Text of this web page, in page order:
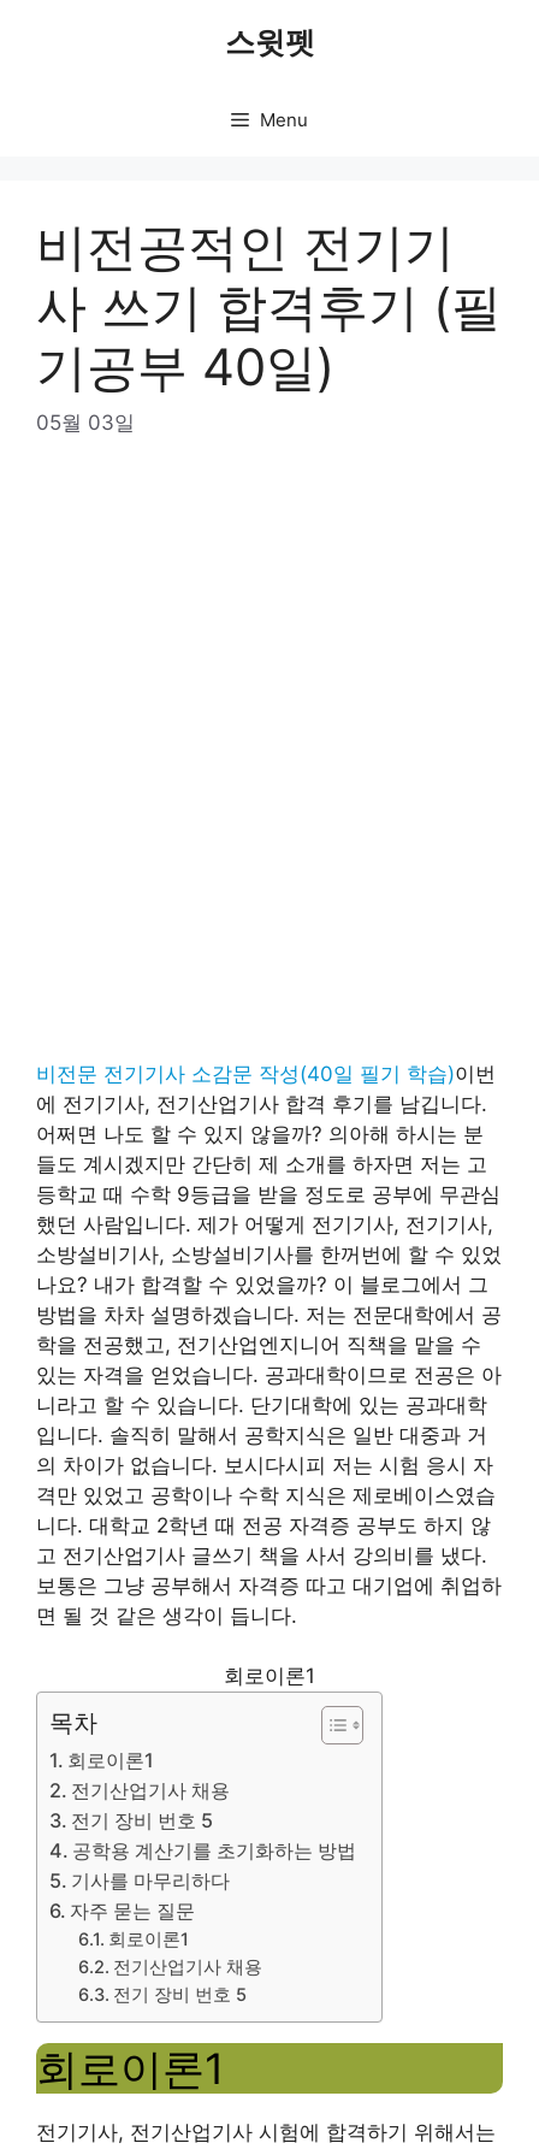
스윗펫
Menu
비전공적인 전기기
사 쓰기 합격후기 (필
기공부 40일)
05월 03일
비전문 전기기사 소감문 작성(40일 필기 학습)이번
에 전기기사, 전기산업기사 합격 후기를 남깁니다.
어쩌면 나도 할 수 있지 않을까? 의아해 하시는 분
들도 계시겠지만 간단히 제 소개를 하자면 저는 고
등학교 때 수학 9등급을 받을 정도로 공부에 무관심
했던 사람입니다. 제가 어떻게 전기기사, 전기기사,
소방설비기사, 소방설비기사를 한꺼번에 할 수 있었
나요? 내가 합격할 수 있었을까? 이 블로그에서 그
방법을 차차 설명하겠습니다. 저는 전문대학에서 공
학을 전공했고, 전기산업엔지니어 직책을 맡을 수
있는 자격을 얻었습니다. 공과대학이므로 전공은 아
니라고 할 수 있습니다. 단기대학에 있는 공과대학
입니다. 솔직히 말해서 공학지식은 일반 대중과 거
의 차이가 없습니다. 보시다시피 저는 시험 응시 자
격만 있었고 공학이나 수학 지식은 제로베이스였습
니다. 대학교 2학년 때 전공 자격증 공부도 하지 않
고 전기산업기사 글쓰기 책을 사서 강의비를 냈다.
보통은 그냥 공부해서 자격증 따고 대기업에 취업하
면 될 것 같은 생각이 듭니다.
회로이론1
목차
회로이론1
전기산업기사 채용
전기 장비 번호 5
공학용 계산기를 초기화하는 방법
기사를 마무리하다
자주 묻는 질문
회로이론1
전기산업기사 채용
전기 장비 번호 5
회로이론1
전기기사, 전기산업기사 시험에 합격하기 위해서는